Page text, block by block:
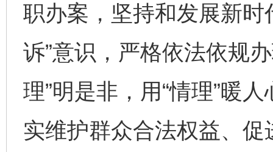
职办案，坚持和发展新时
诉”意识，严格依法依规
理”明是非，用“情理”暖
实维护群众合法权益、